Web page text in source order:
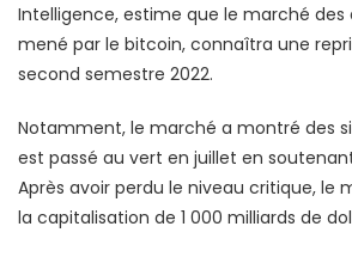
Intelligence, estime que le marché
mené par le bitcoin, connaîtra une
second semestre 2022.
Notamment, le marché a montré des
est passé au vert en juillet en
Après avoir perdu le niveau critique, le
la capitalisation de 1 000 milliards de